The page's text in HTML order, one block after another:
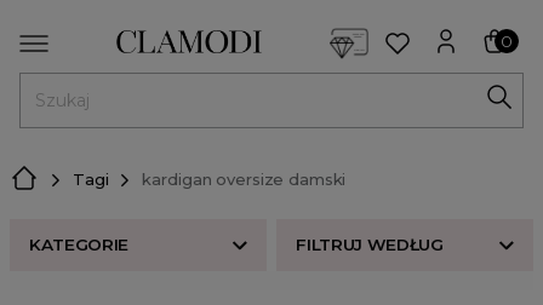
0
Tagi kardigan oversize damski
KATEGORIE FILTRUJ WEDŁUG